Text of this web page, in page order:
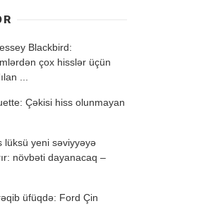
Blackbird:
çox hisslər üçün
...
Çəkisi hiss olunmayan
lüksü yeni səviyyəyə
növbəti dayanacaq –
üfüqdə: Ford Çin